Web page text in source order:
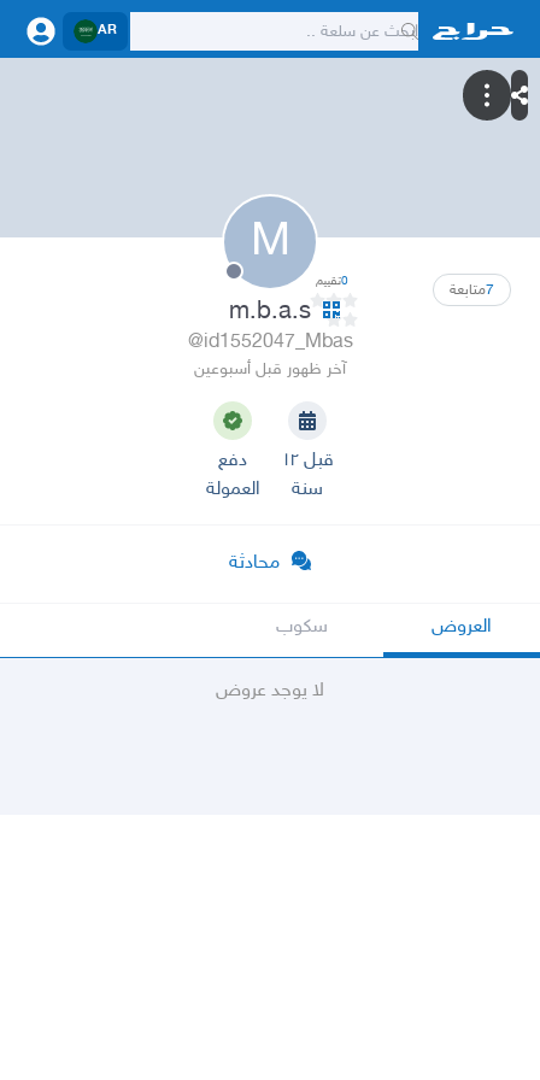
AR
M
7متابعة 0تقييم
m.b.a.s
@id1552047_Mbas
آخر ظهور قبل أسبوعين
قبل ١٢
سنة
دفع
العمولة
محادثة
العروض سكوب
لا يوجد عروض